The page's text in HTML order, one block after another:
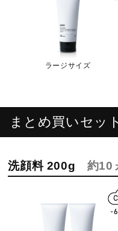
ラージサイズ
まとめ買いセッ
洗顔料 200g 約10